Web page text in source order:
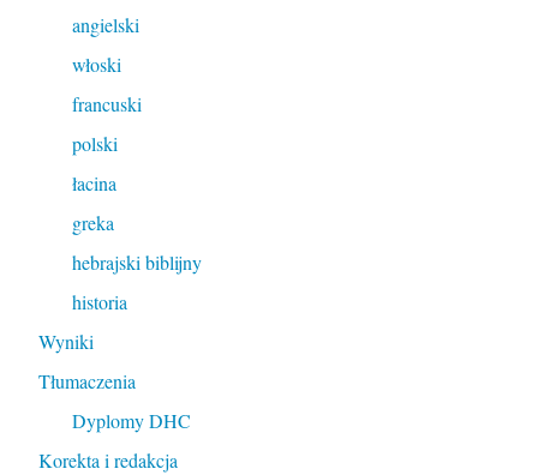
angielski
włoski
francuski
polski
łacina
greka
hebrajski biblijny
historia
Wyniki
Tłumaczenia
Dyplomy DHC
Korekta i redakcja